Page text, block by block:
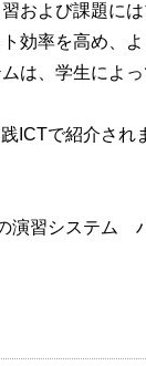
および課題に
効率を高め、
は、学生によ
ICTで紹介され
習システム